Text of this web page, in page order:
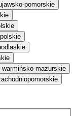
pomorskie
warmińsko-mazurskie